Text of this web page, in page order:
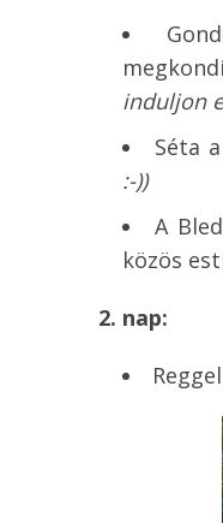
induljon
Séta
:-))
A
közös
2. nap: